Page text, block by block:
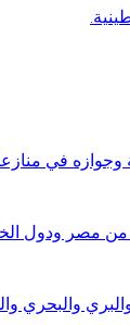
وجوازه في
مصر ودول
والبحري